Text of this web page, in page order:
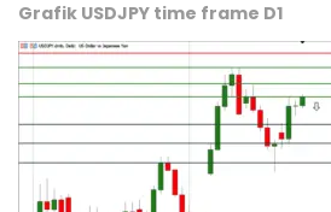
Grafik USDJPY time frame D1